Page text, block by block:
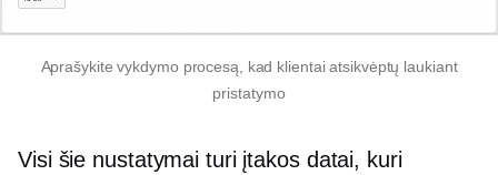
Aprašykite vykdymo procesą, kad klientai atsikvėptų laukiant
pristatymo
Visi šie nustatymai turi įtakos datai, kuri